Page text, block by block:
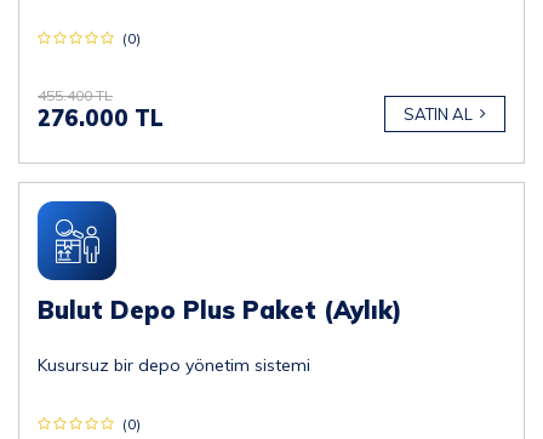
(0)
455.400 TL
276.000 TL SATIN AL
Bulut Depo Plus Paket (Aylık)
Kusursuz bir depo yönetim sistemi
(0)